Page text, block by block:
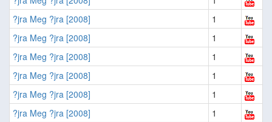
?jra Meg ?jra [2008]
1
?jra Meg ?jra [2008]
1
?jra Meg ?jra [2008]
1
?jra Meg ?jra [2008]
1
?jra Meg ?jra [2008]
1
?jra Meg ?jra [2008]
1